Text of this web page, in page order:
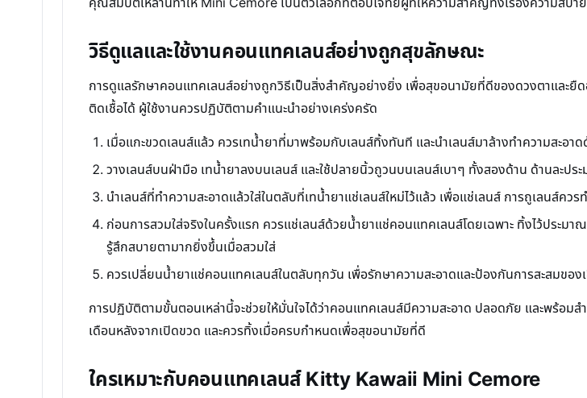
วิธีดูแลและใช้งานคอนแทคเลนส์อย่างถูกสุขลักษณะ
การดูแลรักษาคอนแทคเลนส์อย่างถูกวิธีเป็นสิ่งสำคัญอย่างยิ่ง เพื่อสุขอนามัยที่ดีของดวงตาและยืด
ติดเชื้อได้ ผู้ใช้งานควรปฏิบัติตามคำแนะนำอย่างเคร่งครัด
เมื่อแกะขวดเลนส์แล้ว ควรเทน้ำยาที่มาพร้อมกับเลนส์ทิ้งทันที และนำเลนส์มาล้างทำความสะอ
วางเลนส์บนฝ่ามือ เทน้ำยาลงบนเลนส์ และใช้ปลายนิ้วถูวนบนเลนส์เบาๆ ทั้งสองด้าน ด้านละป
นำเลนส์ที่ทำความสะอาดแล้วใส่ในตลับที่เทน้ำยาแช่เลนส์ใหม่ไว้แล้ว เพื่อแช่เลนส์ การถูเลนส์คว
ก่อนการสวมใส่จริงในครั้งแรก ควรแช่เลนส์ด้วยน้ำยาแช่คอนแทคเลนส์โดยเฉพาะ ทิ้งไว้ประม
รู้สึกสบายตามากยิ่งขึ้นเมื่อสวมใส่
ควรเปลี่ยนน้ำยาแช่คอนแทคเลนส์ในตลับทุกวัน เพื่อรักษาความสะอาดและป้องกันการสะสมของ
การปฏิบัติตามขั้นตอนเหล่านี้จะช่วยให้มั่นใจได้ว่าคอนแทคเลนส์มีความสะอาด ปลอดภัย และพร้อม
เดือนหลังจากเปิดขวด และควรทิ้งเมื่อครบกำหนดเพื่อสุขอนามัยที่ดี
ใครเหมาะกับคอนแทคเลนส์ Kitty Kawaii Mini Cemore